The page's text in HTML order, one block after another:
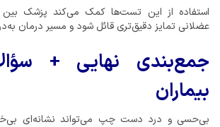
استفاده از این تست‌ها کمک می‌کند پزشک بین
عضلانی تمایز دقیق‌تری قائل شود و مسیر درمان
جمع‌بندی نهایی +
بیماران
بی‌حسی و درد دست چپ می‌تواند نشانه‌ای